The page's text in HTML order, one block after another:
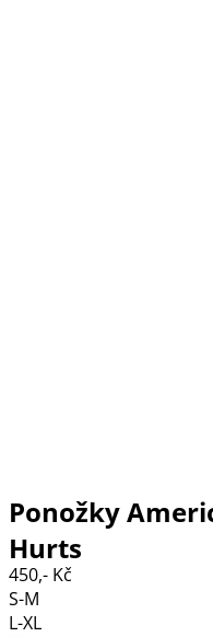
Ponožky
Hurts
450,- Kč
S-M
L-XL